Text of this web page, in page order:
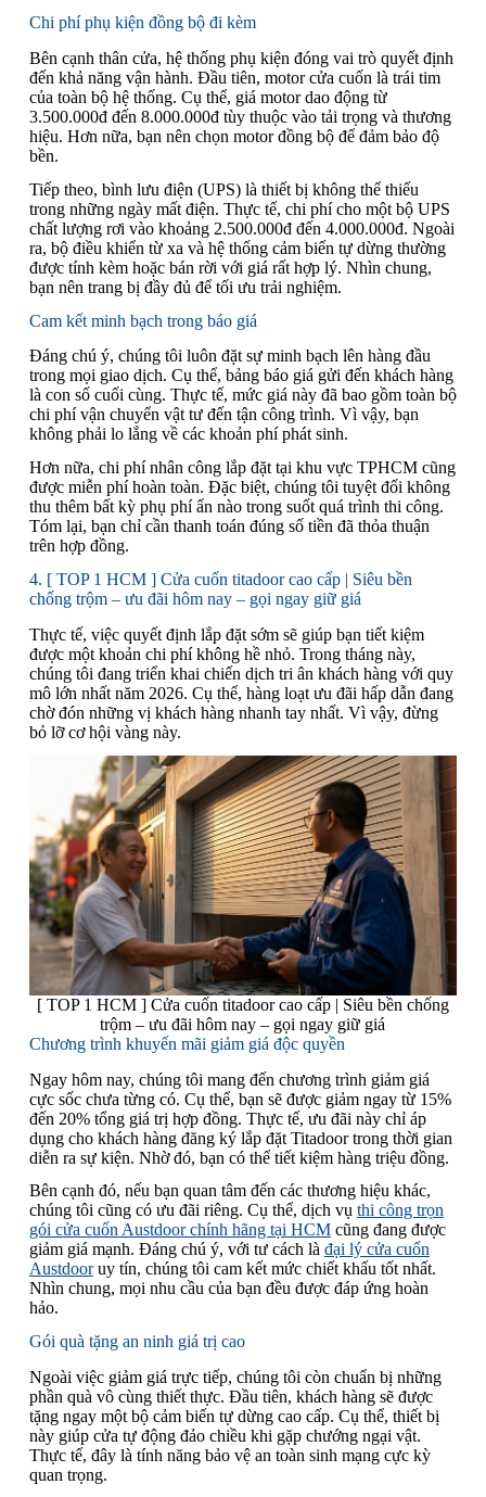
Chi phí phụ kiện đồng bộ đi kèm
Bên cạnh thân cửa, hệ thống phụ kiện đóng vai trò quyết định
đến khả năng vận hành. Đầu tiên, motor cửa cuốn là trái tim
của toàn bộ hệ thống. Cụ thể, giá motor dao động từ
3.500.000đ đến 8.000.000đ tùy thuộc vào tải trọng và thương
hiệu. Hơn nữa, bạn nên chọn motor đồng bộ để đảm bảo độ
bền.
Tiếp theo, bình lưu điện (UPS) là thiết bị không thể thiếu
trong những ngày mất điện. Thực tế, chi phí cho một bộ UPS
chất lượng rơi vào khoảng 2.500.000đ đến 4.000.000đ. Ngoài
ra, bộ điều khiển từ xa và hệ thống cảm biến tự dừng thường
được tính kèm hoặc bán rời với giá rất hợp lý. Nhìn chung,
bạn nên trang bị đầy đủ để tối ưu trải nghiệm.
Cam kết minh bạch trong báo giá
Đáng chú ý, chúng tôi luôn đặt sự minh bạch lên hàng đầu
trong mọi giao dịch. Cụ thể, bảng báo giá gửi đến khách hàng
là con số cuối cùng. Thực tế, mức giá này đã bao gồm toàn bộ
chi phí vận chuyển vật tư đến tận công trình. Vì vậy, bạn
không phải lo lắng về các khoản phí phát sinh.
Hơn nữa, chi phí nhân công lắp đặt tại khu vực TPHCM cũng
được miễn phí hoàn toàn. Đặc biệt, chúng tôi tuyệt đối không
thu thêm bất kỳ phụ phí ẩn nào trong suốt quá trình thi công.
Tóm lại, bạn chỉ cần thanh toán đúng số tiền đã thỏa thuận
trên hợp đồng.
4. [ TOP 1 HCM ] Cửa cuốn titadoor cao cấp | Siêu bền
chống trộm – ưu đãi hôm nay – gọi ngay giữ giá
Thực tế, việc quyết định lắp đặt sớm sẽ giúp bạn tiết kiệm
được một khoản chi phí không hề nhỏ. Trong tháng này,
chúng tôi đang triển khai chiến dịch tri ân khách hàng với quy
mô lớn nhất năm 2026. Cụ thể, hàng loạt ưu đãi hấp dẫn đang
chờ đón những vị khách hàng nhanh tay nhất. Vì vậy, đừng
bỏ lỡ cơ hội vàng này.
[ TOP 1 HCM ] Cửa cuốn titadoor cao cấp | Siêu bền chống
trộm – ưu đãi hôm nay – gọi ngay giữ giá
Chương trình khuyến mãi giảm giá độc quyền
Ngay hôm nay, chúng tôi mang đến chương trình giảm giá
cực sốc chưa từng có. Cụ thể, bạn sẽ được giảm ngay từ 15%
đến 20% tổng giá trị hợp đồng. Thực tế, ưu đãi này chỉ áp
dụng cho khách hàng đăng ký lắp đặt Titadoor trong thời gian
diễn ra sự kiện. Nhờ đó, bạn có thể tiết kiệm hàng triệu đồng.
Bên cạnh đó, nếu bạn quan tâm đến các thương hiệu khác,
chúng tôi cũng có ưu đãi riêng. Cụ thể, dịch vụ thi công trọn
gói cửa cuốn Austdoor chính hãng tại HCMcũng đang được
giảm giá mạnh. Đáng chú ý, với tư cách là đại lý cửa cuốn
Austdooruy tín, chúng tôi cam kết mức chiết khấu tốt nhất.
Nhìn chung, mọi nhu cầu của bạn đều được đáp ứng hoàn
hảo.
Gói quà tặng an ninh giá trị cao
Ngoài việc giảm giá trực tiếp, chúng tôi còn chuẩn bị những
phần quà vô cùng thiết thực. Đầu tiên, khách hàng sẽ được
tặng ngay một bộ cảm biến tự dừng cao cấp. Cụ thể, thiết bị
này giúp cửa tự động đảo chiều khi gặp chướng ngại vật.
Thực tế, đây là tính năng bảo vệ an toàn sinh mạng cực kỳ
quan trọng.